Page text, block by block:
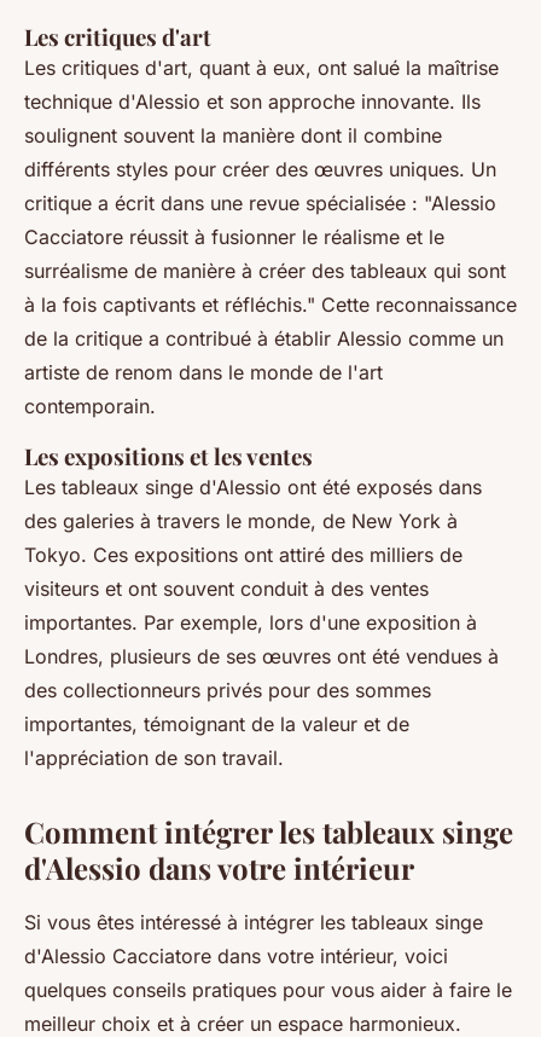
Les critiques d'art
Les critiques d'art, quant à eux, ont salué la maîtrise
technique d'Alessio et son approche innovante. Ils
soulignent souvent la manière dont il combine
différents styles pour créer des œuvres uniques. Un
critique a écrit dans une revue spécialisée : "Alessio
Cacciatore réussit à fusionner le réalisme et le
surréalisme de manière à créer des tableaux qui sont
à la fois captivants et réfléchis." Cette reconnaissance
de la critique a contribué à établir Alessio comme un
artiste de renom dans le monde de l'art
contemporain.
Les expositions et les ventes
Les tableaux singe d'Alessio ont été exposés dans
des galeries à travers le monde, de New York à
Tokyo. Ces expositions ont attiré des milliers de
visiteurs et ont souvent conduit à des ventes
importantes. Par exemple, lors d'une exposition à
Londres, plusieurs de ses œuvres ont été vendues à
des collectionneurs privés pour des sommes
importantes, témoignant de la valeur et de
l'appréciation de son travail.
Comment intégrer les tableaux singe
d'Alessio dans votre intérieur
Si vous êtes intéressé à intégrer les tableaux singe
d'Alessio Cacciatore dans votre intérieur, voici
quelques conseils pratiques pour vous aider à faire le
meilleur choix et à créer un espace harmonieux.